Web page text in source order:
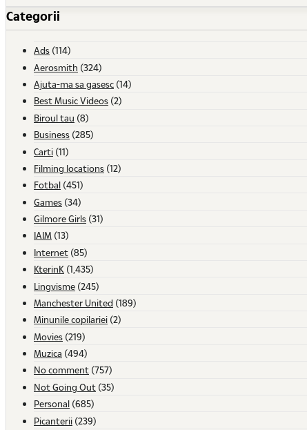
Categorii
Ads (114)
Aerosmith (324)
Ajuta-ma sa gasesc (14)
Best Music Videos (2)
Biroul tau (8)
Business (285)
Carti (11)
Filming locations (12)
Fotbal (451)
Games (34)
Gilmore Girls (31)
IAIM (13)
Internet (85)
KterinK (1,435)
Lingvisme (245)
Manchester United (189)
Minunile copilariei (2)
Movies (219)
Muzica (494)
No comment (757)
Not Going Out (35)
Personal (685)
Picanterii (239)